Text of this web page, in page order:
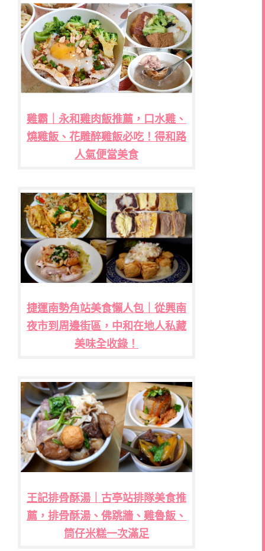
雞霸｜永和雞肉飯推薦，口水雞、
燒雞飯、花雕醉雞飯必吃！得和路
人氣便當美食
捷運南勢角站美食懶人包｜從興南
夜市到周邊街區，中和在地人私藏
美味全收錄！
王記排骨酥湯｜古亭站排隊美食推
薦，排骨酥湯、佛跳牆、雞魯飯、
筒仔米糕一次滿足